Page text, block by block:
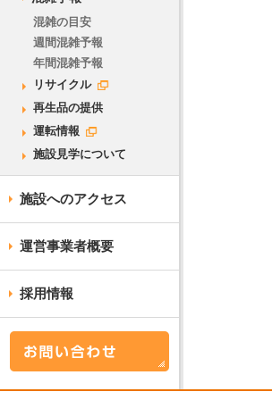
混雑の目安
週間混雑予報
年間混雑予報
リサイクル
再生品の提供
運転情報
施設見学について
施設へのアクセス
運営事業者概要
採用情報